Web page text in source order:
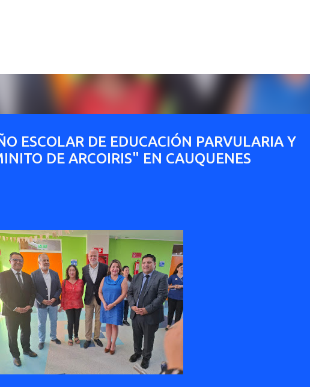
ESCOLAR DE EDUCACIÓN PARVULARIA Y
DE ARCOIRIS" EN CAUQUENES